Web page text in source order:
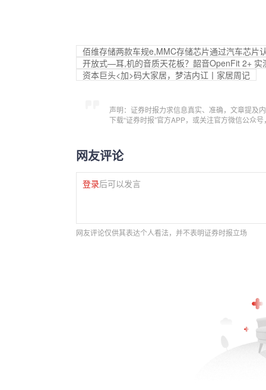
佰维存储两款车规e,MMC存储芯片通过汽车芯片
开放式—耳,机的音质天花板？韶音OpenFit 2+ 实
资本巨头<加>码大家居，梦洁内讧丨家居周记
声明：证券时报力求信息真实、准确，文章提及
下载“证券时报”官方APP，或关注官方微信公众
网友评论
登录后可以发言
网友评论仅供其表达个人看法，并不表明证券时报立场